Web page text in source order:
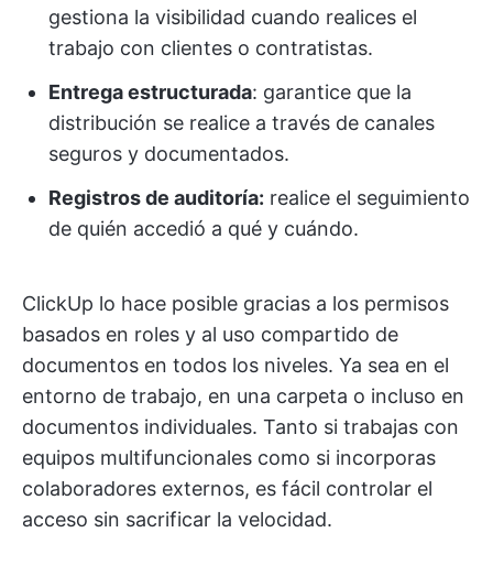
gestiona la visibilidad cuando realices el
trabajo con clientes o contratistas.
Entrega estructurada: garantice que la
distribución se realice a través de canales
seguros y documentados.
Registros de auditoría: realice el seguimiento
de quién accedió a qué y cuándo.
ClickUp lo hace posible gracias a los permisos
basados en roles y al uso compartido de
documentos en todos los niveles. Ya sea en el
entorno de trabajo, en una carpeta o incluso en
documentos individuales. Tanto si trabajas con
equipos multifuncionales como si incorporas
colaboradores externos, es fácil controlar el
acceso sin sacrificar la velocidad.